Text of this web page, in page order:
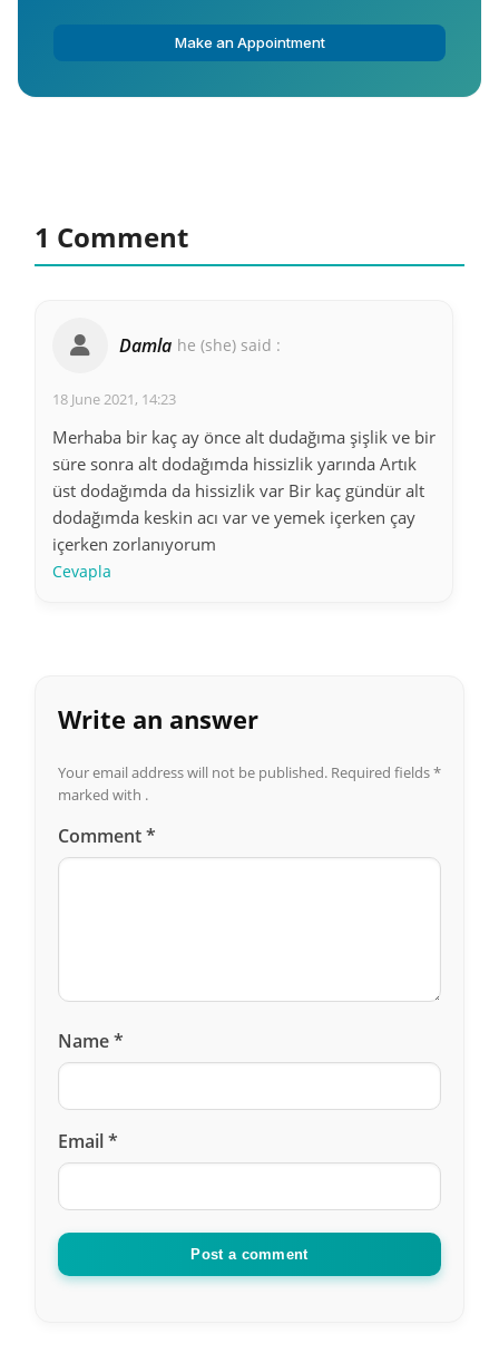
Make an Appointment
1 Comment
Damla he (she) said :
18 June 2021, 14:23
Merhaba bir kaç ay önce alt dudağıma şişlik ve bir
süre sonra alt dodağımda hissizlik yarında Artık
üst dodağımda da hissizlik var Bir kaç gündür alt
dodağımda keskin acı var ve yemek içerken çay
içerken zorlanıyorum
Cevapla
Write an answer
Your email address will not be published. Required fields*
marked with .
Comment*
Name*
Email*
Post a comment